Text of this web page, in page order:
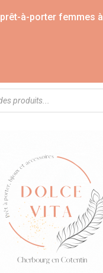
à-porter femmes